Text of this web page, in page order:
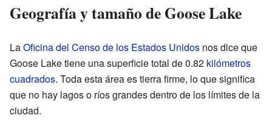
Geografía y tamaño de Goose Lake
LaOficina del Censo de los Estados Unidos nos dice que
Goose Lake tiene una superficie total de 0.82 kilómetros
cuadrados. Toda esta área es tierra firme, lo que significa
que no hay lagos o ríos grandes dentro de los límites de la
ciudad.